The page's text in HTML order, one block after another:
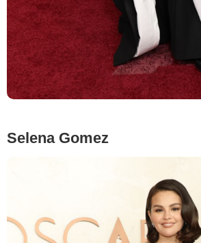
Selena Gomez
Monica Schipper/Getty